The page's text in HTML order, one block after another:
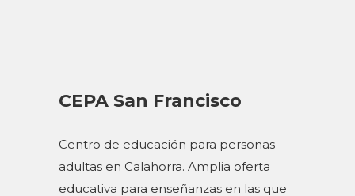
CEPA San Francisco
Centro de educación para personas
adultas en Calahorra. Amplia oferta
educativa para enseñanzas en las que